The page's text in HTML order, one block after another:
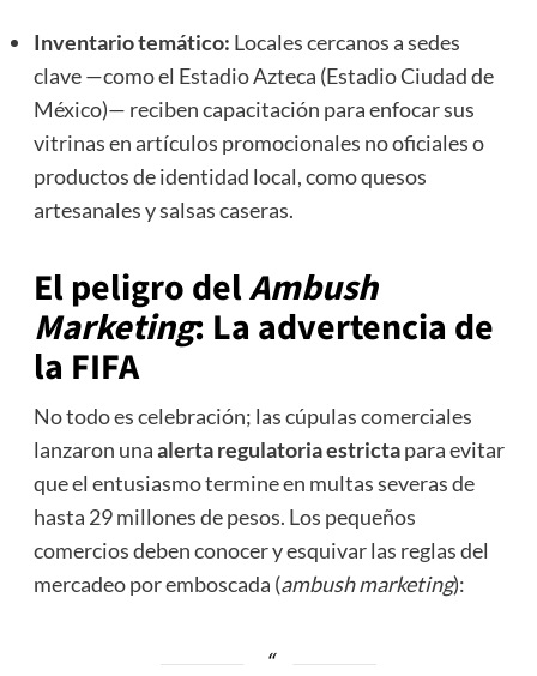
Inventario temático: Locales cercanos a sedes
clave —como el Estadio Azteca (Estadio Ciudad de
México)— reciben capacitación para enfocar sus
vitrinas en artículos promocionales no oficiales o
productos de identidad local, como quesos
artesanales y salsas caseras.
El peligro delAmbush
Marketing: La advertencia de
la FIFA
No todo es celebración; las cúpulas comerciales
lanzaron unaalerta regulatoria estrictapara evitar
que el entusiasmo termine en multas severas de
hasta 29 millones de pesos. Los pequeños
comercios deben conocer y esquivar las reglas del
mercadeo por emboscada (ambush marketing):